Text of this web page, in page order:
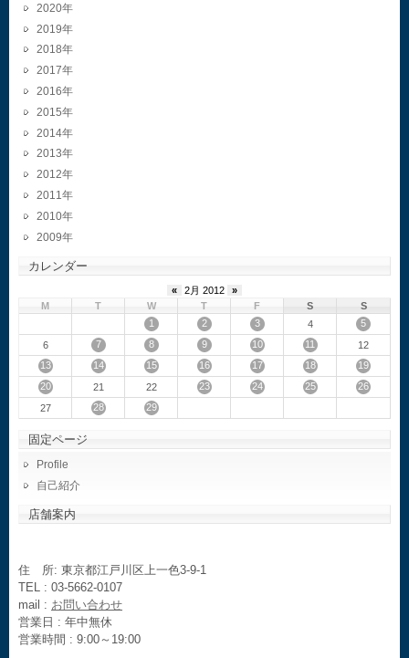
2020
2019
2018
2017
2016
2015
2014
2013
2012
2011
2010
2009
カレンダー
« 2月 2012
»
M
T W T F S
S
1
2 3 4
5
6
7 8 9 10 11
12
13
14 15 16 17 18
19
20
21 22 23 24 25
26
27
28 29
固定ページ
Profile
自己紹介
店舗案内
住 所: 東京都江戸川区上一色3-9-1
TEL : 03-5662-0107
mail : お問い合わせ
営業日 : 年中無休
営業時間 : 9:00～19:00